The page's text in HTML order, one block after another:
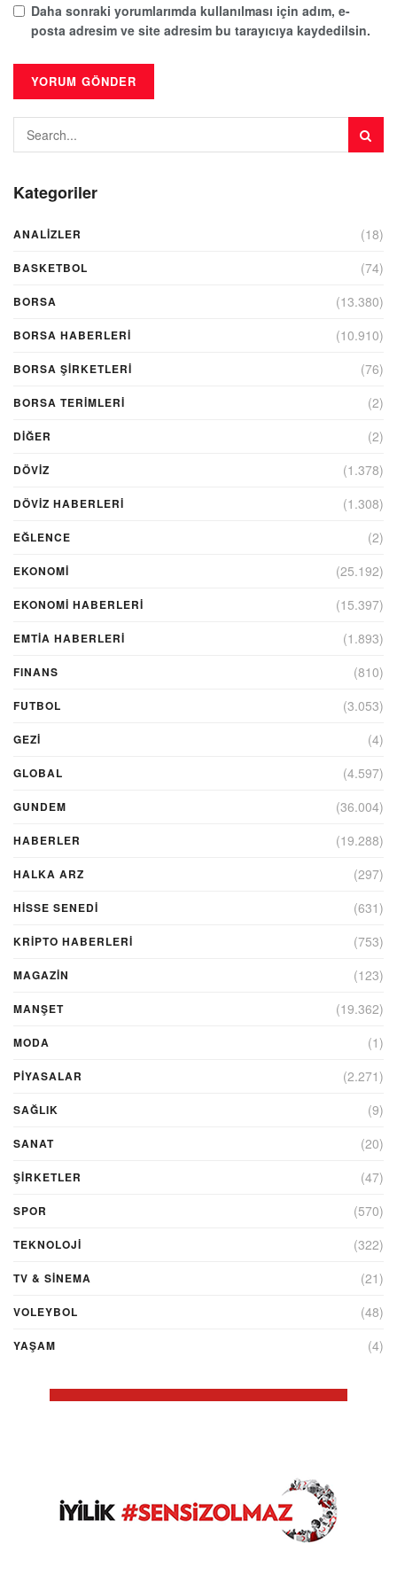
Daha sonraki yorumlarımda kullanılması için adım, e-
posta adresim ve site adresim bu tarayıcıya kaydedilsin.
Kategoriler
ANALIZLER (18)
BASKETBOL (74)
BORSA (13.380)
BORSA HABERLERI (10.910)
BORSA ŞIRKETLERI (76)
BORSA TERIMLERI (2)
DIĞER (2)
DÖVİZ (1.378)
DÖVIZ HABERLERI (1.308)
EĞLENCE (2)
EKONOMİ (25.192)
EKONOMI HABERLERI (15.397)
EMTIA HABERLERI (1.893)
FINANS (810)
FUTBOL (3.053)
GEZI (4)
GLOBAL (4.597)
GUNDEM (36.004)
HABERLER (19.288)
HALKA ARZ (297)
HİSSE SENEDİ (631)
KRIPTO HABERLERI (753)
MAGAZİN (123)
MANŞET (19.362)
MODA (1)
PİYASALAR (2.271)
SAĞLIK (9)
SANAT (20)
ŞIRKETLER (47)
SPOR (570)
TEKNOLOJİ (322)
TV & SINEMA (21)
VOLEYBOL (48)
YAŞAM (4)